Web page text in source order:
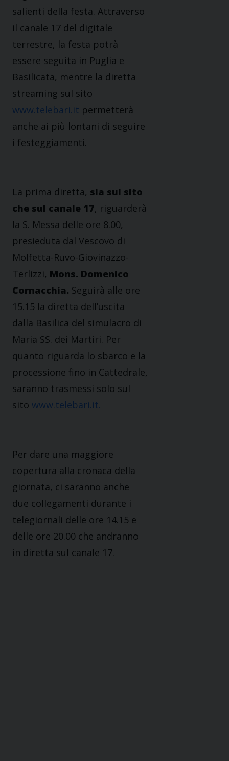
salienti della festa. Attraverso
il canale 17 del digitale
terrestre, la festa potrà
essere seguita in Puglia e
Basilicata, mentre la diretta
streaming sul sito
www.telebari.it permetterà
anche ai più lontani di seguire
i festeggiamenti.
La prima diretta, sia sul sito
che sul canale 17, riguarderà
la S. Messa delle ore 8.00,
presieduta dal Vescovo di
Molfetta-Ruvo-Giovinazzo-
Terlizzi, Mons. Domenico
Cornacchia. Seguirà alle ore
15.15 la diretta dell’uscita
dalla Basilica del simulacro di
Maria SS. dei Martiri. Per
quanto riguarda lo sbarco e la
processione fino in Cattedrale,
saranno trasmessi solo sul
sito www.telebari.it.
Per dare una maggiore
copertura alla cronaca della
giornata, ci saranno anche
due collegamenti durante i
telegiornali delle ore 14.15 e
delle ore 20.00 che andranno
in diretta sul canale 17.